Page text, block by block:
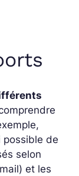
possible de
selon
et les